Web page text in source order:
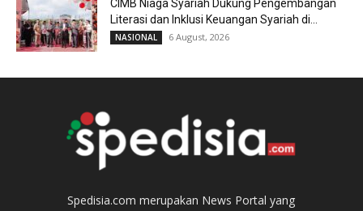
CIMB Niaga Syariah Dukung Pengembangan
Literasi dan Inklusi Keuangan Syariah di...
NASIONAL 6 August, 2026
Spedisia.com merupakan News Portal yang